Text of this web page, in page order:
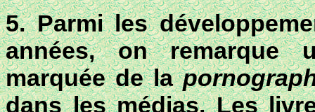
5. Parmi les
années, on remarque
marquée de la
dans les médias. Les